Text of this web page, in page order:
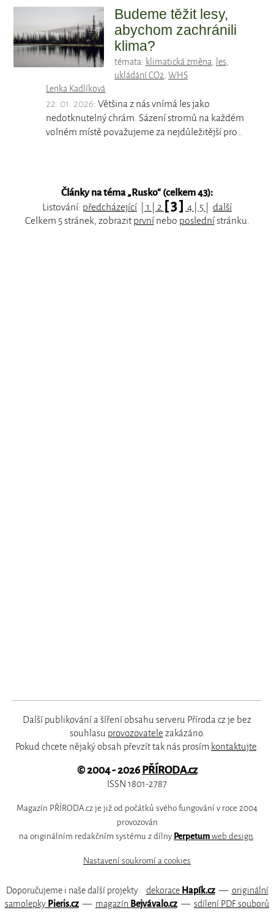
Budeme těžit lesy,
abychom zachránili
klima?
témata: klimatická změna, les,
ukládání CO2, WHS
Lenka Kadlíková
22. 01. 2026: Většina z nás vnímá les jako
nedotknutelný chrám. Sázení stromů na každém
volném místě považujeme za nejdůležitější pro…
Články na téma „Rusko“ (celkem 43):
Listování: předcházející 1 2 [ 3 ] 4 5
další
Celkem 5 stránek, zobrazitprvnínebo poslednístránku.
Další publikování a šíření obsahu serveru Příroda.cz je bez
souhlasu provozovatele zakázáno.
Pokud chcete nějaký obsah převzít tak nás prosím kontaktujte.
© 2004 - 2026PŘÍRODA.cz
ISSN 1801-2787
Magazín PŘÍRODA.cz je již od počátků svého fungování v roce 2004
provozován
na originálním redakčním systému z dílny Perpetum web design
Nastavení soukromí a cookies
Doporučujeme i naše další projekty: dekorace Hapík.cz— originální
samolepky Pieris.cz — magazín Bejvávalo.cz — sdílení PDF souborů